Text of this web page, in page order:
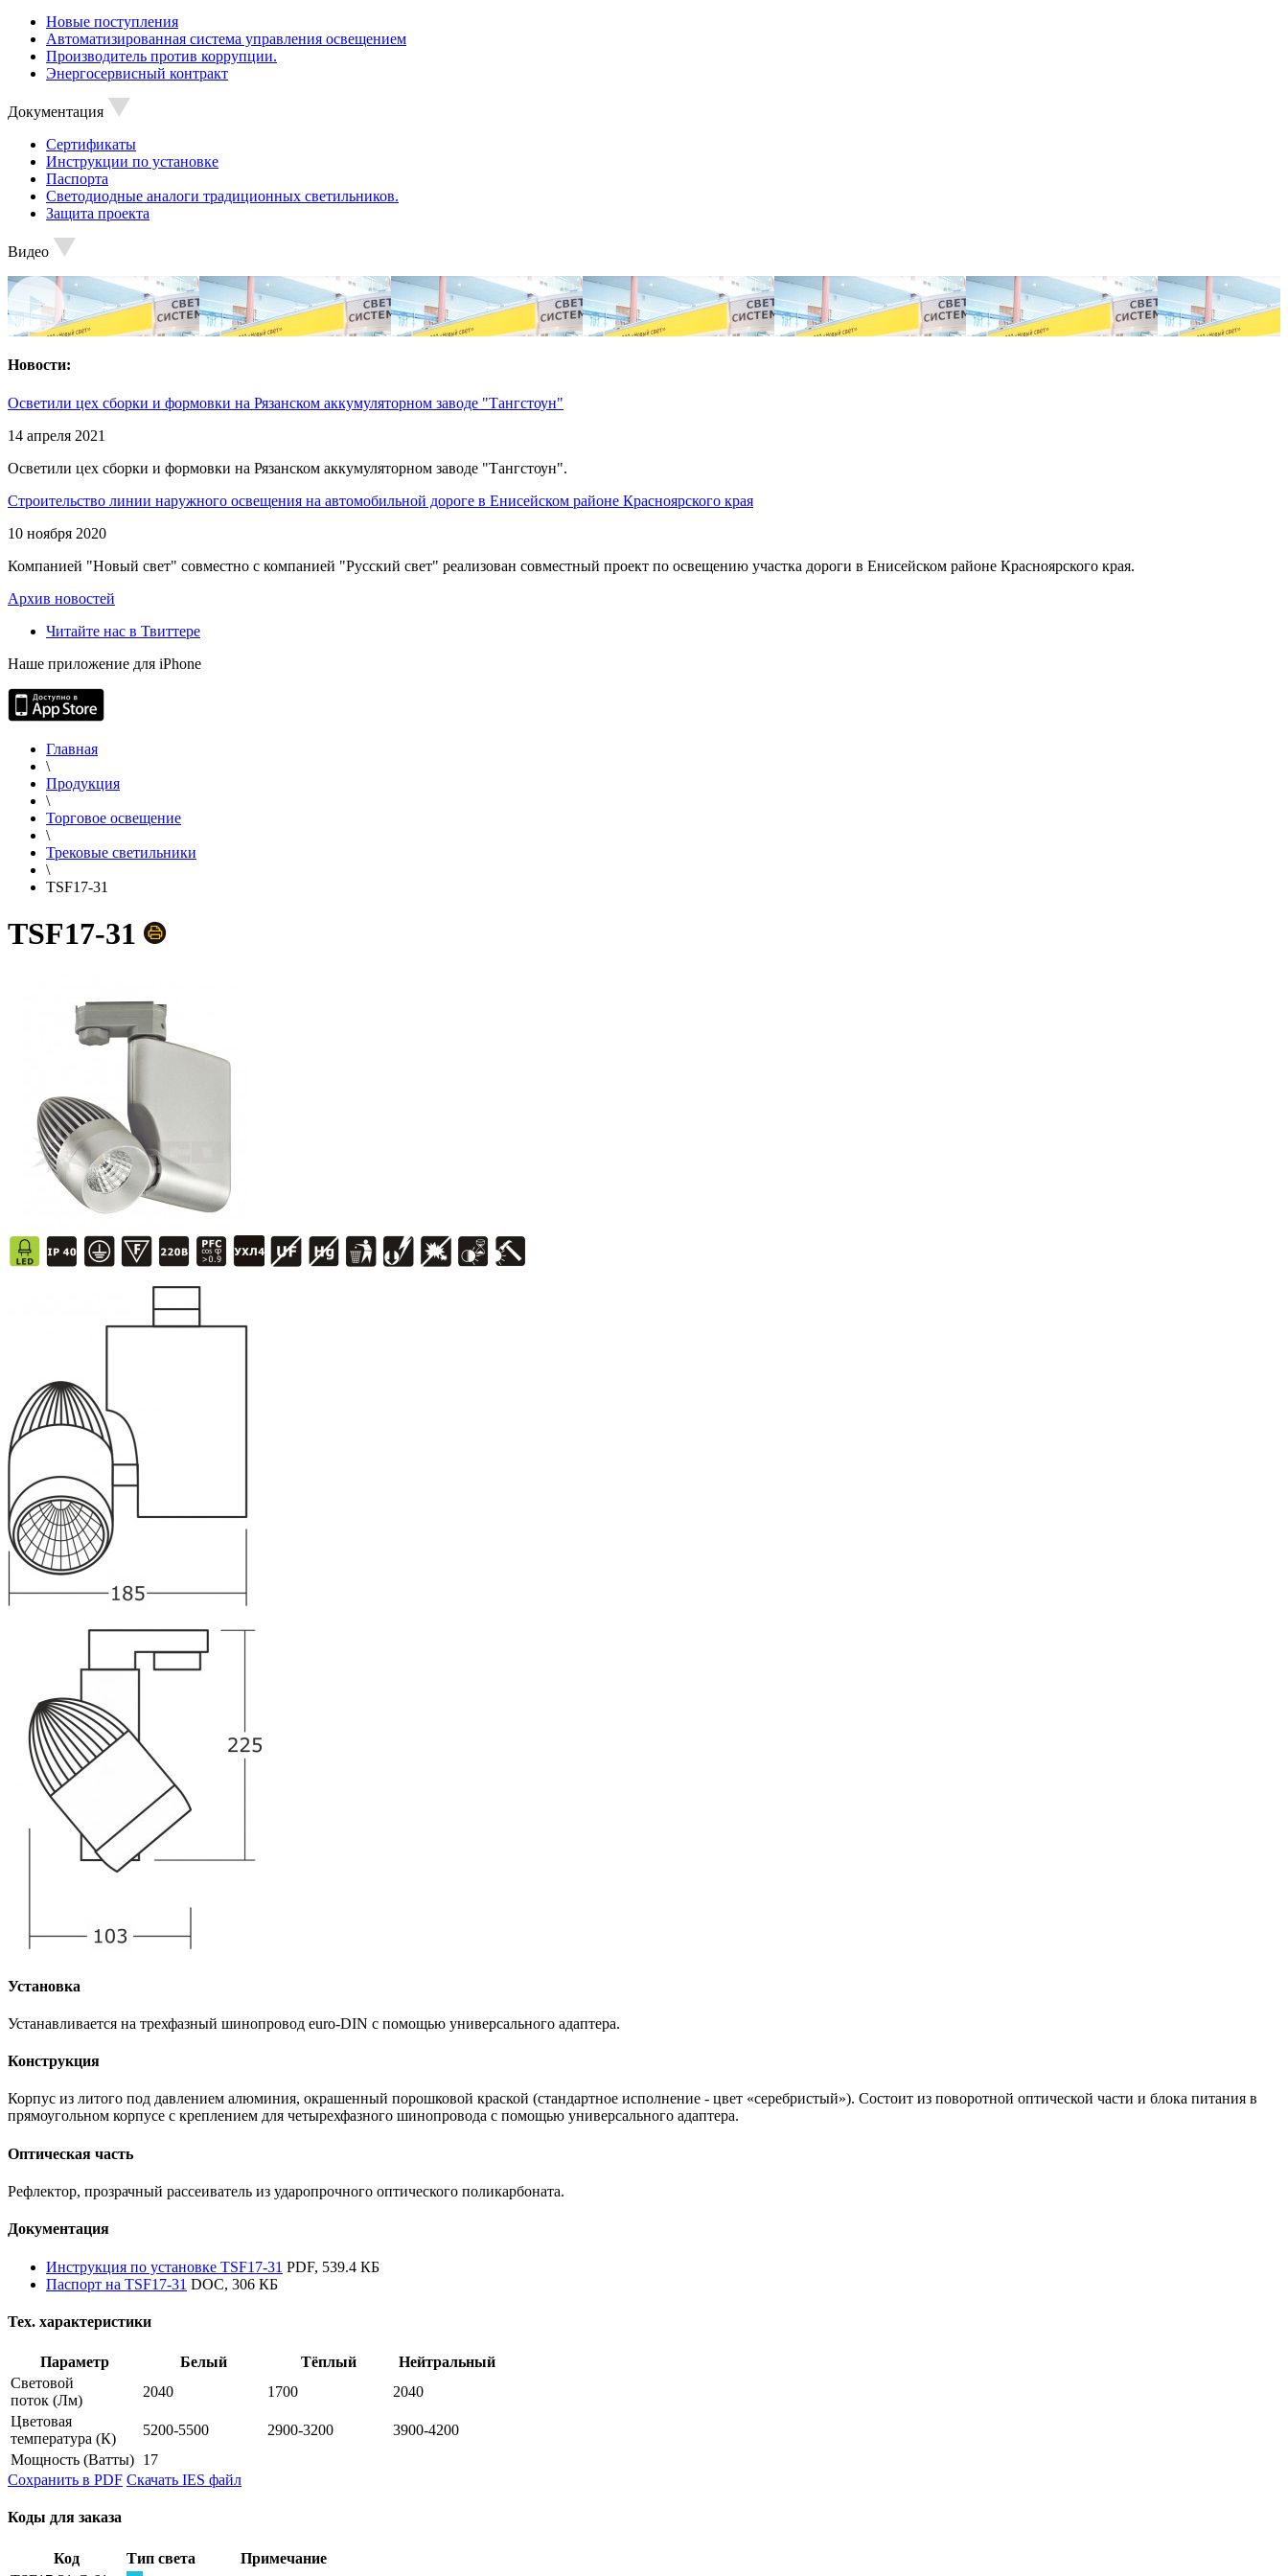
Новые поступления
Автоматизированная система управления освещением
Производитель против коррупции.
Энергосервисный контракт
Документация
Сертификаты
Инструкции по установке
Паспорта
Светодиодные аналоги традиционных светильников.
Защита проекта
Видео
Новости:
Осветили цех сборки и формовки на Рязанском аккумуляторном заводе "Тангстоун"
14 апреля 2021
Осветили цех сборки и формовки на Рязанском аккумуляторном заводе "Тангстоун".
Строительство линии наружного освещения на автомобильной дороге в Енисейском районе Красноярского края
10 ноября 2020
Компанией "Новый свет" совместно с компанией "Русский свет" реализован совместный проект по освещению участка дороги в Енисейском районе Красноярского края.
Архив новостей
Читайте нас в Твиттере
Наше приложение для iPhone
Главная
\
Продукция
\
Торговое освещение
\
Трековые светильники
\
TSF17-31
TSF17-31
Установка
Устанавливается на трехфазный шинопровод euro-DIN с помощью универсального адаптера.
Конструкция
Корпус из литого под давлением алюминия, окрашенный порошковой краской (стандартное исполнение - цвет «серебристый»). Состоит из поворотной оптической части и блока питания в
прямоугольном корпусе с креплением для четырехфазного шинопровода с помощью универсального адаптера.
Оптическая часть
Рефлектор, прозрачный рассеиватель из ударопрочного оптического поликарбоната.
Документация
Инструкция по установке TSF17-31 PDF, 539.4 КБ
Паспорт на TSF17-31 DOC, 306 КБ
Тех. характеристики
Параметр Белый Тёплый
Нейтральный
Световой
поток (Лм)
2040 1700
2040
Цветовая
температура (К)
5200-5500 2900-3200
3900-4200
Мощность (Ватты) 17
Сохранить в PDF Скачать IES файл
Коды для заказа
Код Тип света
Примечание